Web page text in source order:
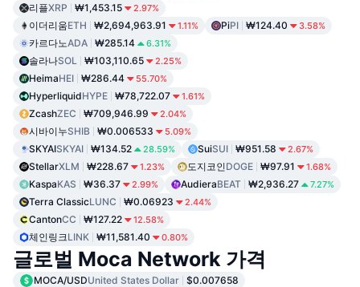
리플XRP ₩1,453.15 2.97%
이더리움ETH ₩2,694,963.91 1.11% PiPI ₩124.40 3.58%
카르다노ADA ₩285.14 6.31%
솔라나SOL ₩103,110.65 2.25%
HeimaHEI ₩286.44 55.70%
HyperliquidHYPE ₩78,722.07 1.61%
ZcashZEC ₩709,946.99 2.04%
시바이누SHIB ₩0.006533 5.09%
SKYAISKYAI ₩134.52 28.59% SuiSUI ₩951.58 2.67%
StellarXLM ₩228.67 1.23% 도지코인DOGE ₩97.91 1.68%
KaspaKAS ₩36.37 2.99% AudieraBEAT ₩2,936.27 7.27%
Terra ClassicLUNC ₩0.06923 2.44%
CantonCC ₩127.22 12.58%
체인링크 LINK ₩11,581.40 0.80%
글로벌 Moca Network 가격
MOCA/USDUnited States Dollar $0.007658